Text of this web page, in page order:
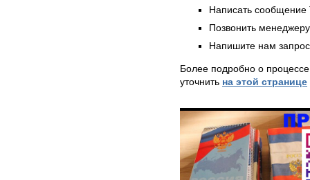
Написать
Позвонить
Напишите нам
Более подробно о
уточнить на этой странице